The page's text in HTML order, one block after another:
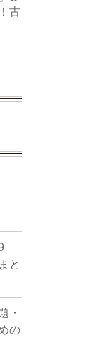
古
と
・
の